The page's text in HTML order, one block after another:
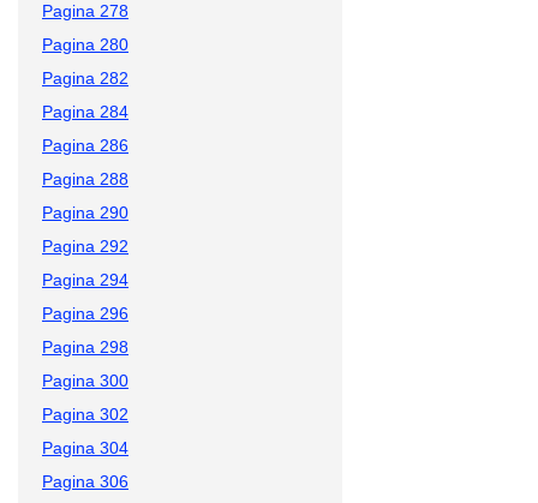
Pagina 278
Pagina 280
Pagina 282
Pagina 284
Pagina 286
Pagina 288
Pagina 290
Pagina 292
Pagina 294
Pagina 296
Pagina 298
Pagina 300
Pagina 302
Pagina 304
Pagina 306